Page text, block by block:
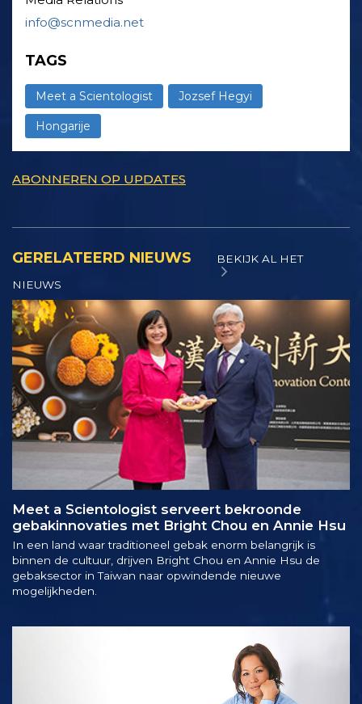
info@scnmedia.net
TAGS
Meet a Scientologist Jozsef Hegyi
Hongarije
ABONNEREN OP UPDATES
GERELATEERD NIEUWS
BEKIJK AL HET
NIEUWS
Meet a Scientologist serveert bekroonde
gebakinnovaties met Bright Chou en Annie Hsu
In een land waar traditioneel gebak enorm belangrijk is
binnen de cultuur, drijven Bright Chou en Annie Hsu de
gebaksector in Taiwan naar opwindende nieuwe
mogelijkheden.